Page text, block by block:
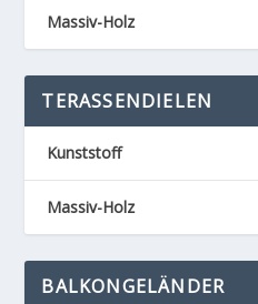
Massiv-Holz
TERASSENDIELEN
Kunststoff
Massiv-Holz
BALKONGELÄNDER